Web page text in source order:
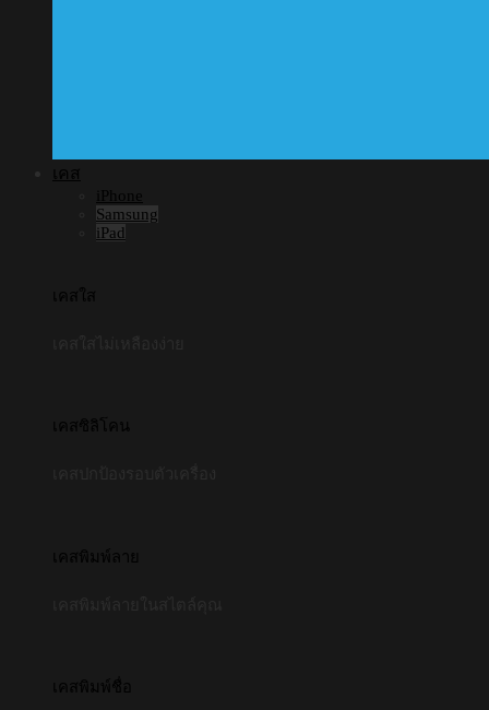
เคส
iPhone
Samsung
iPad
เคสใส
เคสซิลิโคน
เคสพิมพ์ลาย
เคสพิมพ์ชื่อ